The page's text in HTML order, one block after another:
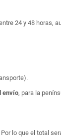
24 y 48 horas,
envío, para la
lo que el total